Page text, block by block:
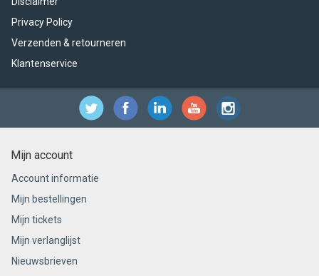
Privacy Policy
Verzenden & retourneren
Klantenservice
Mijn account
Account informatie
Mijn bestellingen
Mijn tickets
Mijn verlanglijst
Nieuwsbrieven